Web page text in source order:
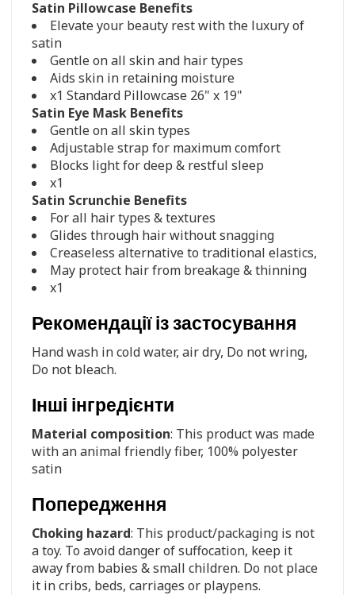
Satin Pillowcase Benefits
Elevate your beauty rest with the luxury of
satin
Gentle on all skin and hair types
Aids skin in retaining moisture
x1 Standard Pillowcase 26" x 19"
Satin Eye Mask Benefits
Gentle on all skin types
Adjustable strap for maximum comfort
Blocks light for deep & restful sleep
x1
Satin Scrunchie Benefits
For all hair types & textures
Glides through hair without snagging
Creaseless alternative to traditional elastics,
May protect hair from breakage & thinning
x1
Рекомендації із застосування
Hand wash in cold water, air dry, Do not wring,
Do not bleach.
Інші інгредієнти
Material composition: This product was made
with an animal friendly fiber, 100% polyester
satin
Попередження
Choking hazard: This product/packaging is not
a toy. To avoid danger of suffocation, keep it
away from babies & small children. Do not place
it in cribs, beds, carriages or playpens.